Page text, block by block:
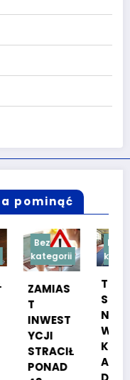
pominąć
Bez
kategorii
TESTY
NOŚCIO
KANDYD
ATÓW